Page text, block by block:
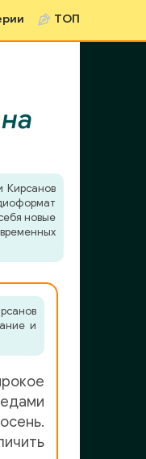
ТОП
Кирсанов
новые
и